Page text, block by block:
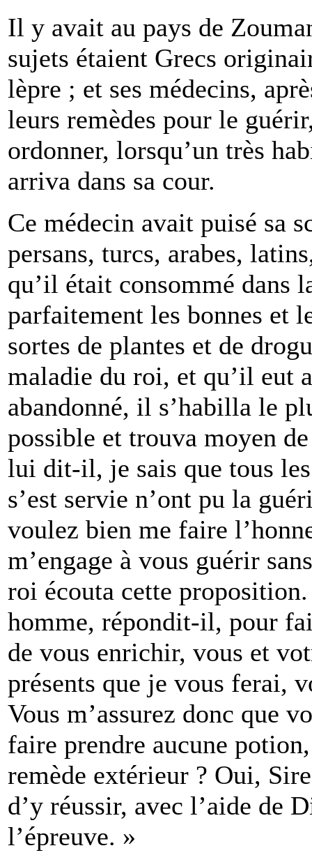
Il y avait au pays de
sujets étaient Grecs
lèpre ; et ses médecins,
leurs remèdes pour le
ordonner, lorsqu’un très
arriva dans sa cour.
Ce médecin avait puisé sa
persans, turcs, arabes,
qu’il était consommé dans
parfaitement les bonnes et
sortes de plantes et de
maladie du roi, et qu’il eut
abandonné, il s’habilla le
possible et trouva moyen
lui dit-il, je sais que tous
s’est servie n’ont pu la
voulez bien me faire
m’engage à vous guérir
roi écouta cette
homme, répondit-il, pour
de vous enrichir, vous et
présents que je vous ferai,
Vous m’assurez donc que
faire prendre aucune
remède extérieur ? Oui,
d’y réussir, avec l’aide de
l’épreuve. »